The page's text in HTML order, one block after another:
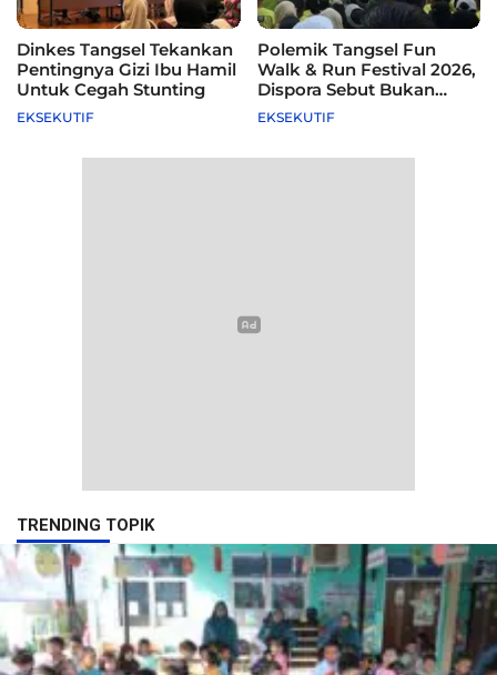
Dinkes Tangsel Tekankan
Pentingnya Gizi Ibu Hamil
Untuk Cegah Stunting
EKSEKUTIF
Polemik Tangsel Fun
Walk & Run Festival 2026,
Dispora Sebut Bukan
Agenda Pemkot
EKSEKUTIF
TRENDING TOPIK